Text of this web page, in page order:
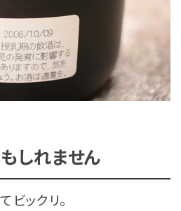
しれません
ックリ。